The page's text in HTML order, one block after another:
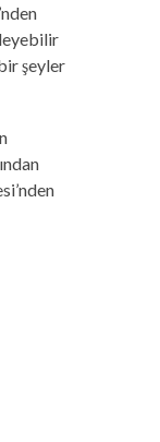
şeyler